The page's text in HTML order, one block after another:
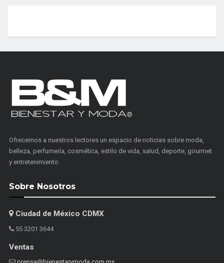
Ofrecemos a nuestros lectores un espacio de noticias sobre moda,
belleza, perfumería, cosmética, estilo de vida, salud, deporte, gourmet
y entretenimiento.
Sobre Nosotros
Ciudad de México CDMX
55 3201 3644
Ventas